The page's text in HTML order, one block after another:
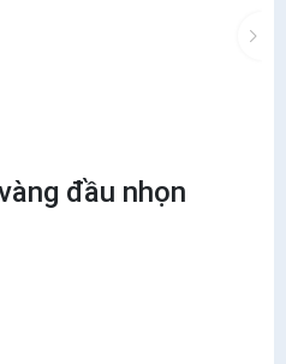
đầu nhọn